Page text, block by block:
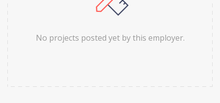
No projects posted yet by this employer.